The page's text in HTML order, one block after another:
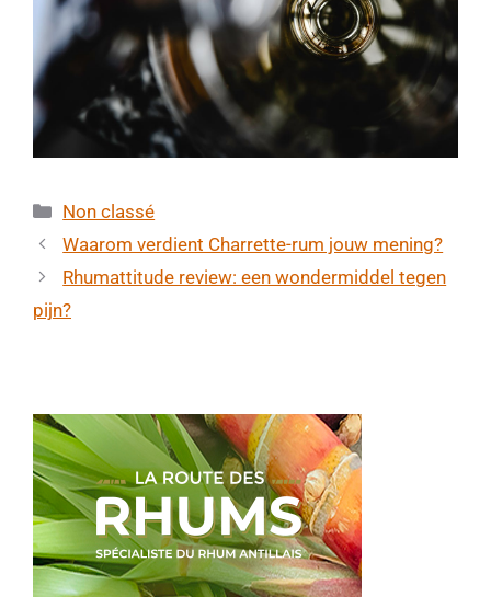
Categorieën
Non classé
Waarom verdient Charrette-rum jouw mening?
Rhumattitude review: een wondermiddel tegen
pijn?